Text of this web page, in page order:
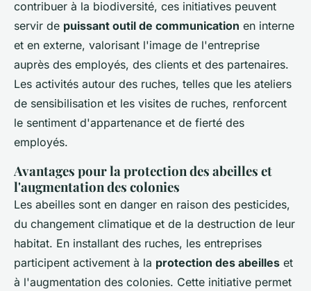
contribuer à la biodiversité, ces initiatives peuvent
servir de puissant outil de communication en interne
et en externe, valorisant l'image de l'entreprise
auprès des employés, des clients et des partenaires.
Les activités autour des ruches, telles que les ateliers
de sensibilisation et les visites de ruches, renforcent
le sentiment d'appartenance et de fierté des
employés.
Avantages pour la protection des abeilles et
l'augmentation des colonies
Les abeilles sont en danger en raison des pesticides,
du changement climatique et de la destruction de leur
habitat. En installant des ruches, les entreprises
participent activement à la protection des abeilles et
à l'augmentation des colonies. Cette initiative permet